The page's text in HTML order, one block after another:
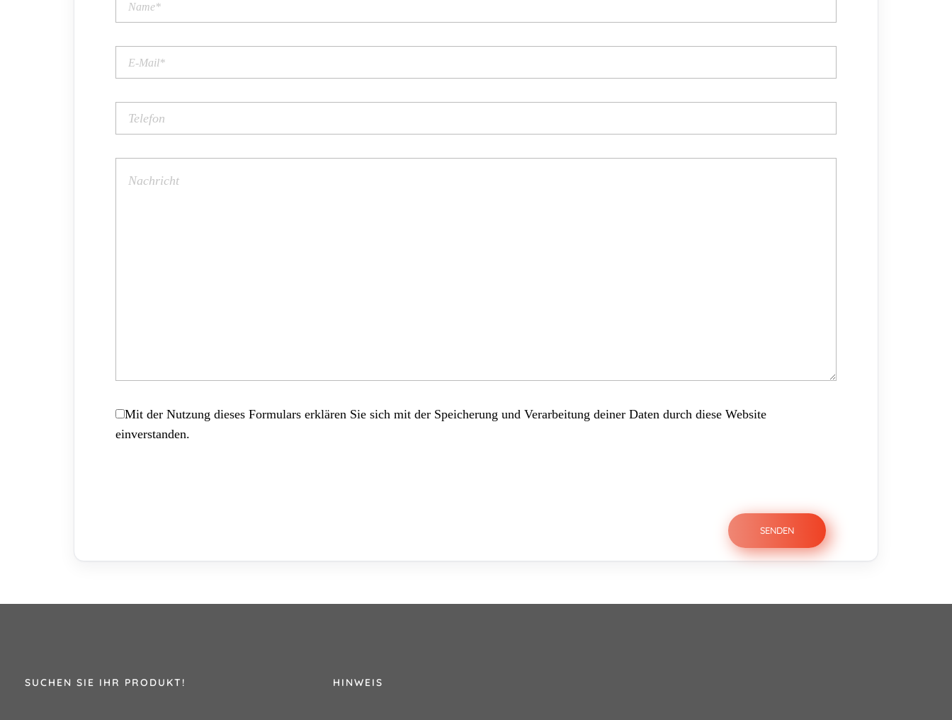
Mit der Nutzung dieses Formulars erklären Sie sich mit der Speicherung und Verarbeitung deiner Daten durch diese Website
einverstanden.
SUCHEN SIE IHR PRODUKT! HINWEIS